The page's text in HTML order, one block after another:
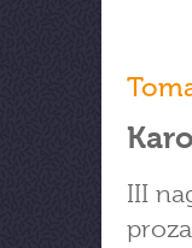
III